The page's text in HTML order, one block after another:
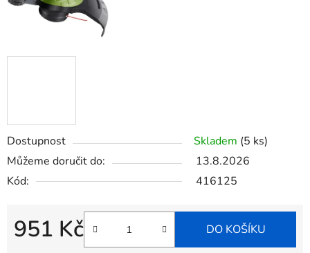
Dostupnost Skladem (5 ks)
Můžeme doručit do:
13.8.2026
Kód:
416125
951 Kč DO KOŠÍKU